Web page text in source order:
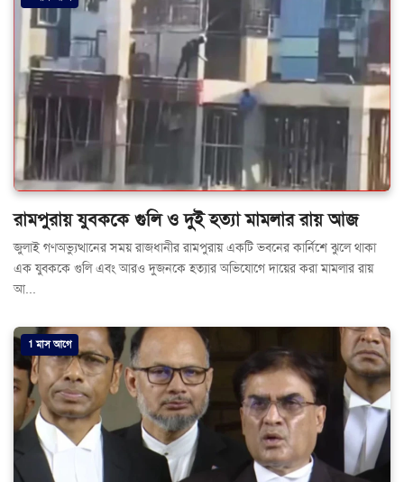
রামপুরায় যুবককে গুলি ও দুই হত্যা মামলার রায় আজ
জুলাই গণঅভ্যুত্থানের সময় রাজধানীর রামপুরায় একটি ভবনের কার্নিশে ঝুলে থাকা
এক যুবককে গুলি এবং আরও দুজনকে হত্যার অভিযোগে দায়ের করা মামলার রায়
আ...
1 মাস আগে